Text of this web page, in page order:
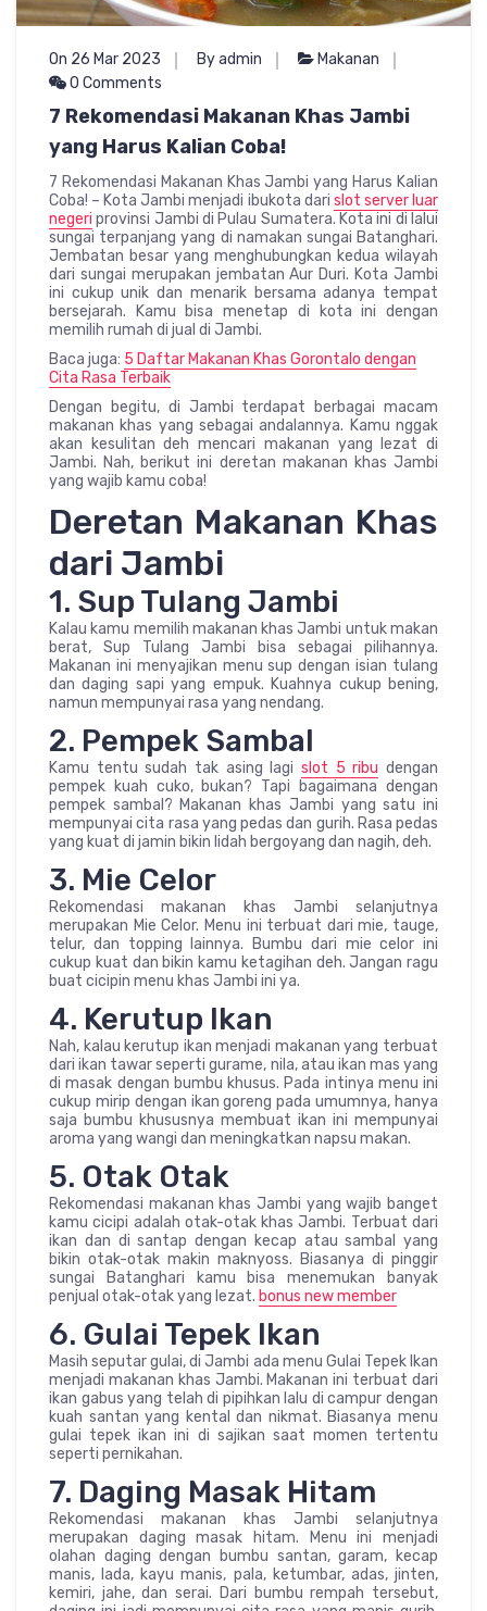
On 26 Mar 2023 By admin
Makanan
0 Comments
7 Rekomendasi Makanan Khas Jambi
yang Harus Kalian Coba!
7 Rekomendasi Makanan Khas Jambi yang Harus Kalian
Coba! – Kota Jambi menjadi ibukota dari slot server luar
negeri provinsi Jambi di Pulau Sumatera. Kota ini di lalui
sungai terpanjang yang di namakan sungai Batanghari.
Jembatan besar yang menghubungkan kedua wilayah
dari sungai merupakan jembatan Aur Duri. Kota Jambi
ini cukup unik dan menarik bersama adanya tempat
bersejarah. Kamu bisa menetap di kota ini dengan
memilih rumah di jual di Jambi.
Baca juga: 5 Daftar Makanan Khas Gorontalo dengan
Cita Rasa Terbaik
Dengan begitu, di Jambi terdapat berbagai macam
makanan khas yang sebagai andalannya. Kamu nggak
akan kesulitan deh mencari makanan yang lezat di
Jambi. Nah, berikut ini deretan makanan khas Jambi
yang wajib kamu coba!
Deretan Makanan Khas
dari Jambi
1. Sup Tulang Jambi
Kalau kamu memilih makanan khas Jambi untuk makan
berat, Sup Tulang Jambi bisa sebagai pilihannya.
Makanan ini menyajikan menu sup dengan isian tulang
dan daging sapi yang empuk. Kuahnya cukup bening,
namun mempunyai rasa yang nendang.
2. Pempek Sambal
Kamu tentu sudah tak asing lagi slot 5 ribu dengan
pempek kuah cuko, bukan? Tapi bagaimana dengan
pempek sambal? Makanan khas Jambi yang satu ini
mempunyai cita rasa yang pedas dan gurih. Rasa pedas
yang kuat di jamin bikin lidah bergoyang dan nagih, deh.
3. Mie Celor
Rekomendasi makanan khas Jambi selanjutnya
merupakan Mie Celor. Menu ini terbuat dari mie, tauge,
telur, dan topping lainnya. Bumbu dari mie celor ini
cukup kuat dan bikin kamu ketagihan deh. Jangan ragu
buat cicipin menu khas Jambi ini ya.
4. Kerutup Ikan
Nah, kalau kerutup ikan menjadi makanan yang terbuat
dari ikan tawar seperti gurame, nila, atau ikan mas yang
di masak dengan bumbu khusus. Pada intinya menu ini
cukup mirip dengan ikan goreng pada umumnya, hanya
saja bumbu khususnya membuat ikan ini mempunyai
aroma yang wangi dan meningkatkan napsu makan.
5. Otak Otak
Rekomendasi makanan khas Jambi yang wajib banget
kamu cicipi adalah otak-otak khas Jambi. Terbuat dari
ikan dan di santap dengan kecap atau sambal yang
bikin otak-otak makin maknyoss. Biasanya di pinggir
sungai Batanghari kamu bisa menemukan banyak
penjual otak-otak yang lezat. bonus new member
6. Gulai Tepek Ikan
Masih seputar gulai, di Jambi ada menu Gulai Tepek Ikan
menjadi makanan khas Jambi. Makanan ini terbuat dari
ikan gabus yang telah di pipihkan lalu di campur dengan
kuah santan yang kental dan nikmat. Biasanya menu
gulai tepek ikan ini di sajikan saat momen tertentu
seperti pernikahan.
7. Daging Masak Hitam
Rekomendasi makanan khas Jambi selanjutnya
merupakan daging masak hitam. Menu ini menjadi
olahan daging dengan bumbu santan, garam, kecap
manis, lada, kayu manis, pala, ketumbar, adas, jinten,
kemiri, jahe, dan serai. Dari bumbu rempah tersebut,